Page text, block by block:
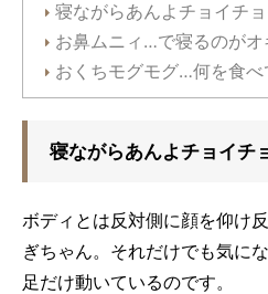
寝ながらあんよチョイチ
お鼻ムニィ…で寝るのがオ
おくちモグモグ…何を食べ
寝ながらあんよチョイチ
ボディとは反対側に顔を仰け
ぎちゃん。それだけでも気に
足だけ動いているのです。